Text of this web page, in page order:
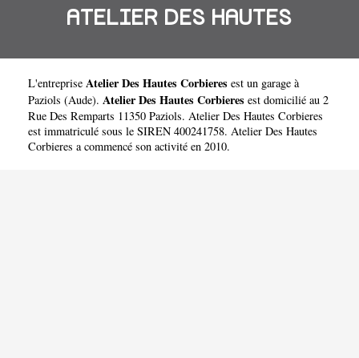
ATELIER DES HAUTES
CORBIERES
L'entreprise Atelier Des Hautes Corbieres est un garage à
Paziols (Aude). Atelier Des Hautes Corbieres est domicilié au 2
Rue Des Remparts 11350 Paziols. Atelier Des Hautes Corbieres
est immatriculé sous le SIREN 400241758. Atelier Des Hautes
Corbieres a commencé son activité en 2010.